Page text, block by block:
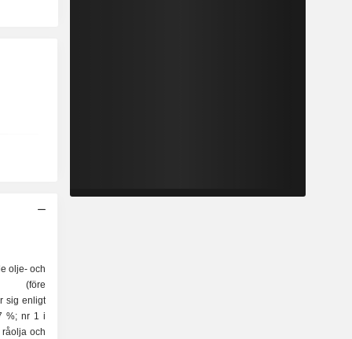
olje- och
(före
sig enligt
och